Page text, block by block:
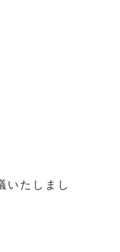
いたしまし